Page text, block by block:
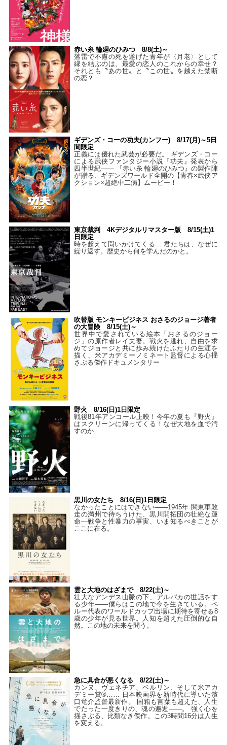
赤い糸 輪廻のひみつ 8/8(土)～
落雷で不慮の死を遂げた青年が〈月老〉として
縁を結ぶのは、最愛の恋人のこれからの幸せ？
それとも〝あの世〟と〝この世〟を越えた禁断
の恋？
ギデンズ・コーの功夫(カンフー) 8/17(月)～5日
間限定
正義には優れた武芸が必要だ。 ギデンズ・コー
による武侠ファンタジー小説『功夫』発表から
四半世紀―― 『赤い糸 輪廻のひみつ』の製作陣
が贈る、ギデンズワールド全開の【青春×武侠ア
クション×超絶中二病】ムービー！
東京裁判 4Kデジタルリマスター版 8/15(土)1
日限定
時を超えて問いかけてくる… 君たちは、なぜに
繰り返す。歴史から何を学んだのかと。
吹替版 モンキービジネス おさるのジョージ著者
の大冒険 8/15(土)～
世界中で愛されている絵本「おさるのジョー
ジ」の原作者レイ夫妻。戦火を逃れ、自由を求
めてジョージと共に歩み続けたふたりの生涯を
描く、米アカデミーノミネート監督による心揺
さぶる傑作ドキュメンタリー
野火 8/16(日)1日限定
戦後81年アンコール上映！今年の夏も『野火』
はスクリーンに帰ってくる！なぜ大地を血で汚
すのか
黒川の女たち 8/16(日)1日限定
なかったことにはできない——1945年 関東軍敗
走の満州で待ちうけた、黒川開拓団の壮絶な運
命―戦争と性暴力の事実、いま知るべきことが
ここに在る。
雲と大地のはざまで 8/22(土)～
壮大なアンデス山脈の下、アルパカの世話をす
る少年――僕らはこの地で今を生きている。ペ
ルー代表のワールドカップ出場に期待を寄せる8
歳の少年が見る世界。人知を超えた圧倒的な自
然。この地の未来を問う。
急に具合が悪くなる 8/22(土)～
カンヌ、ヴェネチア、ベルリン、そして米アカ
デミー賞®…… 日本映画界を新時代に導いた濱
口竜介監督最新作。 国籍も言葉も超えた、人生
でたった一度きりの、魂の邂逅――。 強く心を
揺さぶる、比類なき傑作。この3時間16分は人生
を変える。